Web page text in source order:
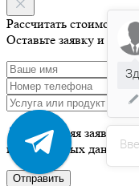
Рассчитать стоимость
Оставьте заявку и мы
Отправляя заявку,
персональных данных